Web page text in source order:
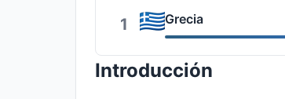
1 Grecia
Introducción